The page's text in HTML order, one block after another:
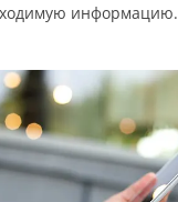
информацию.